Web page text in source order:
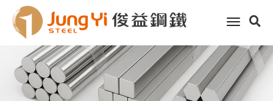
toggle